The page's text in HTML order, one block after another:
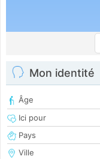
Mon identité
Âge
Ici pour
Pays
Ville